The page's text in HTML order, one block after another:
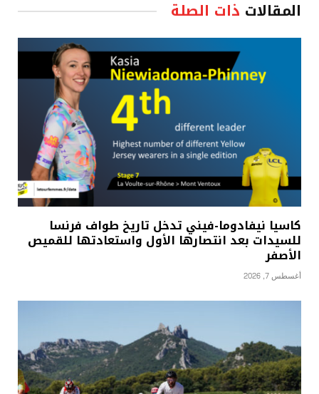
المقالات ذات الصلة
كاسيا نيفادوما-فيني تدخل تاريخ طواف فرنسا
للسيدات بعد انتصارها الأول واستعادتها للقميص
الأصفر
أغسطس 7, 2026